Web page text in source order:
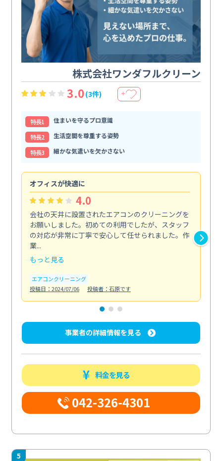
株式会社ワンダフルクリーン
3.0(3件) ＋
特⻑1
住まいを守るプロ意識
特⻑2
生活空間を尊重する姿勢
特⻑3
細かな気遣いを欠かさない
オフィスが快適に
4.0
会社の天井に設置されたエアコンのクリーニングを
お願いしました。初めての利用でしたが、スタッフ
の対応が非常に丁寧で安心して任せられました。作
業...
もっと見る
エアコンクリーニング
投稿日：2024/07/06
投稿者：石原です
事業者の詳細情報を見る
料金を見る
042-326-4301
5